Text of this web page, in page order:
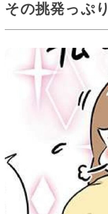
その挑発っぷ
むの巣！ポン